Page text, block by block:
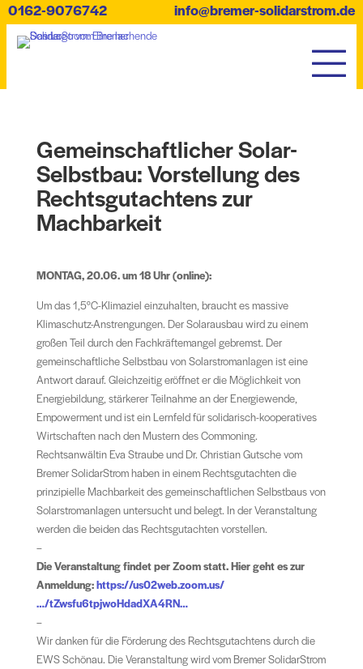
0162-9076742 info@bremer-solidarstrom.de
Gemeinschaftlicher Solar-
Selbstbau: Vorstellung des
Rechtsgutachtens zur
Machbarkeit
MONTAG, 20.06. um 18 Uhr (online):
Um das 1,5°C-Klimaziel einzuhalten, braucht es massive
Klimaschutz-Anstrengungen. Der Solarausbau wird zu einem
großen Teil durch den Fachkräftemangel gebremst. Der
gemeinschaftliche Selbstbau von Solarstromanlagen ist eine
Antwort darauf. Gleichzeitig eröffnet er die Möglichkeit von
Energiebildung, stärkerer Teilnahme an der Energiewende,
Empowerment und ist ein Lernfeld für solidarisch-kooperatives
Wirtschaften nach den Mustern des Commoning.
Rechtsanwältin Eva Straube und Dr. Christian Gutsche vom
Bremer SolidarStrom haben in einem Rechtsgutachten die
prinzipielle Machbarkeit des gemeinschaftlichen Selbstbaus von
Solarstromanlagen untersucht und belegt. In der Veranstaltung
werden die beiden das Rechtsgutachten vorstellen.
–
Die Veranstaltung findet per Zoom statt. Hier geht es zur
Anmeldung:https://us02web.zoom.us/
…/tZwsfu6tpjwoHdadXA4RN…
–
Wir danken für die Förderung des Rechtsgutachtens durch die
EWS Schönau. Die Veranstaltung wird vom Bremer SolidarStrom